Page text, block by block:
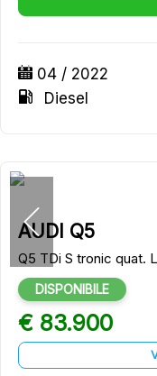
04 / 2022
Diesel
AUDI Q5
Q5 TDi S tronic quat.
DISPONIBILE
€ 83.900